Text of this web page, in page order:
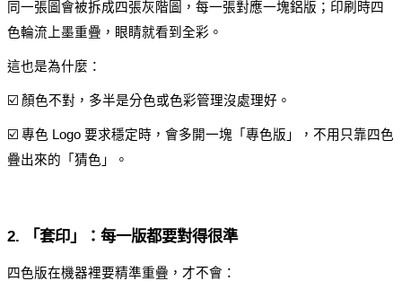
同一張圖會被拆成四張灰階圖，每一張對應一塊鋁版；印刷時四
色輪流上墨重疊，眼睛就看到全彩。
這也是為什麼：
☑️ 顏色不對，多半是分色或色彩管理沒處理好。
☑️ 專色 Logo 要求穩定時，會多開一塊「專色版」，不用只靠四色
疊出來的「猜色」。
2. 「套印」：每一版都要對得很準
四色版在機器裡要精準重疊，才不會：